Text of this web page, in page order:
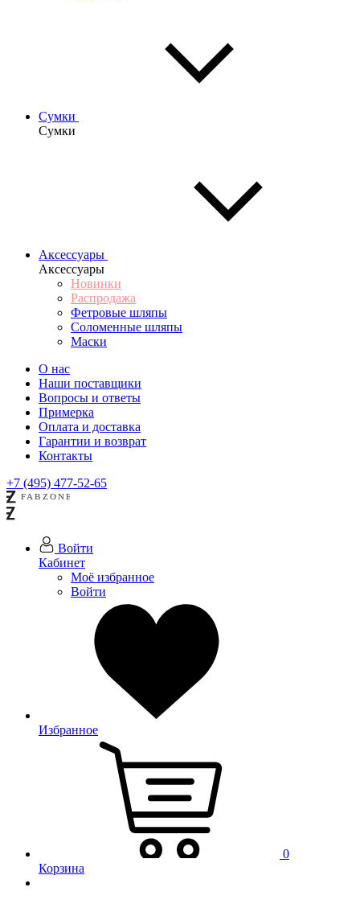
Сумки
Сумки
Аксессуары
Аксессуары
Новинки
Распродажа
Фетровые шляпы
Соломенные шляпы
Маски
О нас
Наши поставщики
Вопросы и ответы
Примерка
Оплата и доставка
Гарантии и возврат
Контакты
+7 (495) 477-52-65
Войти
Кабинет
Моё избранное
Войти
Избранное
0
Корзина